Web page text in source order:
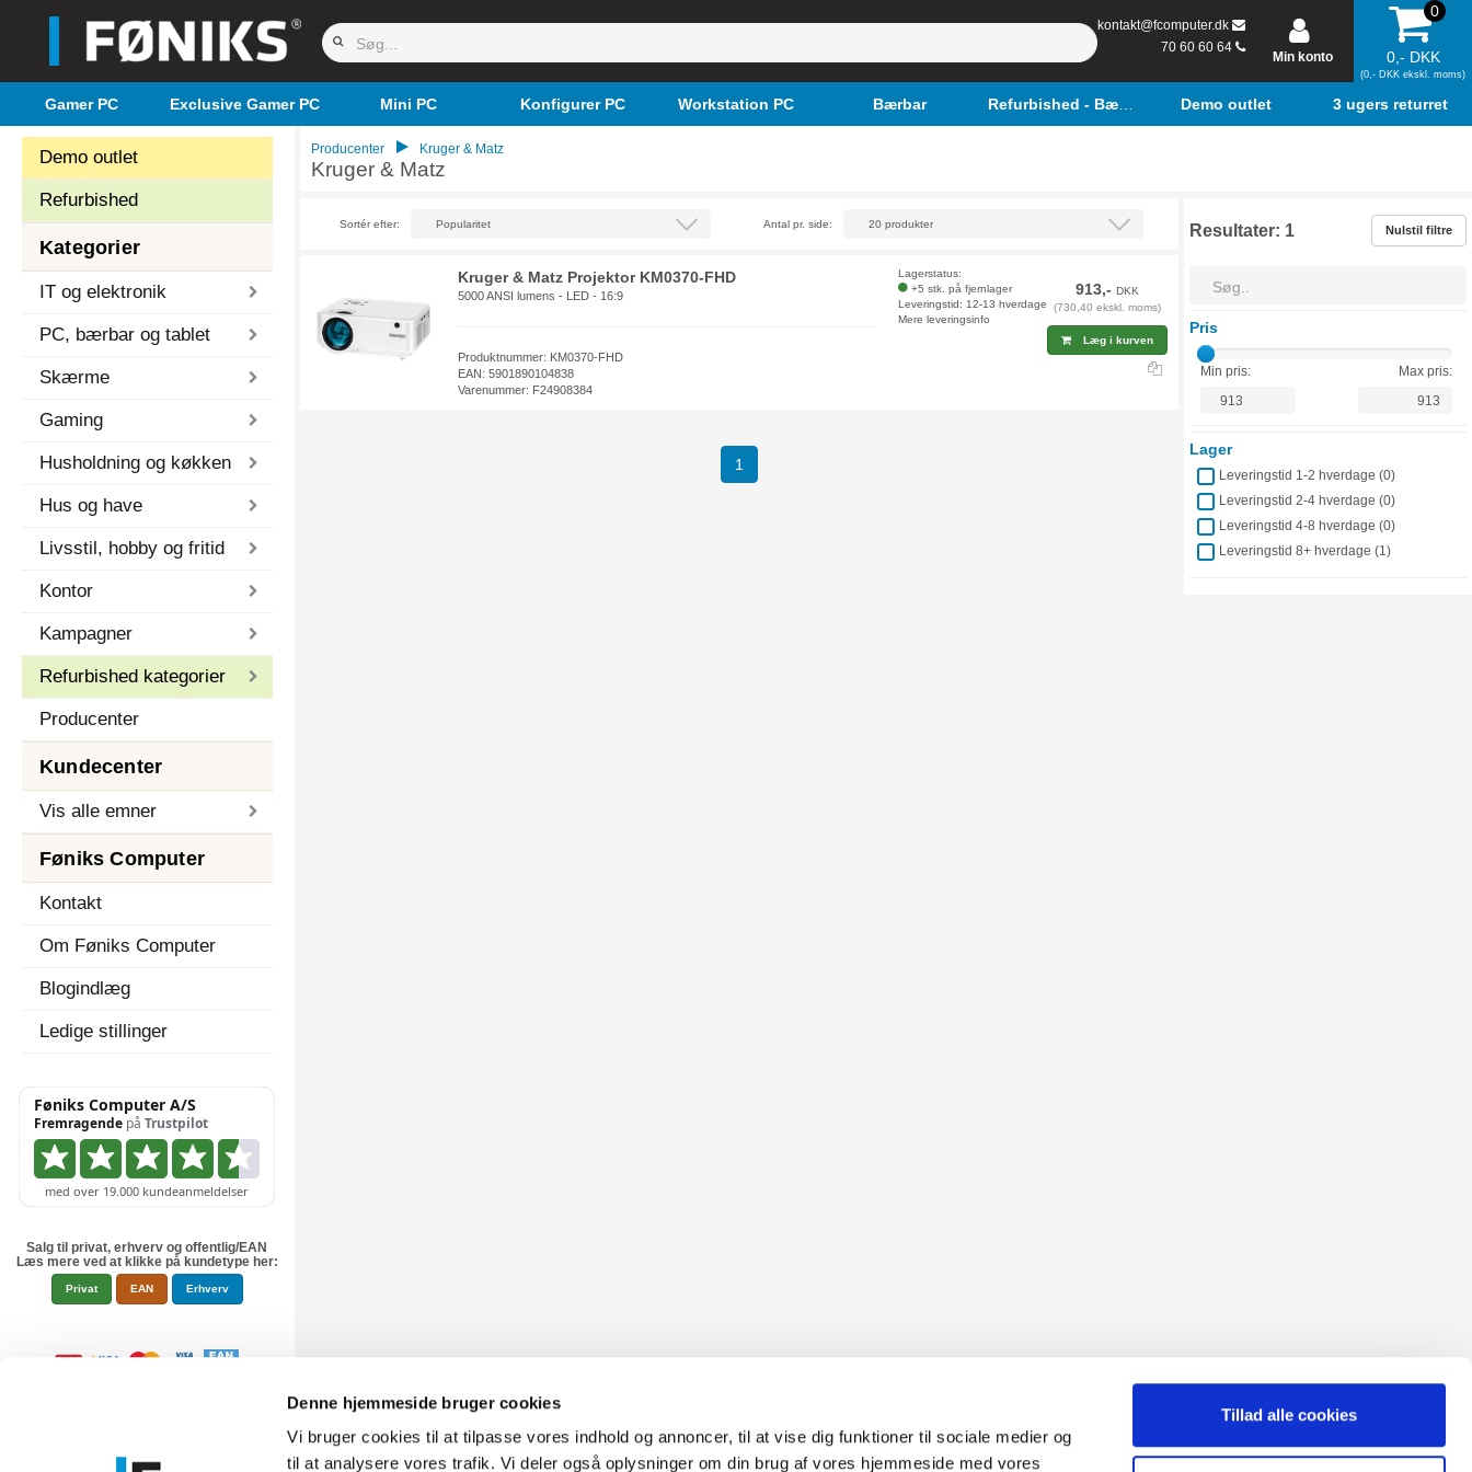
Denne hjemmeside bruger cookies
Vi bruger cookies til at tilpasse vores indhold og annoncer, til at vise dig funktioner til sociale medier og
til at analysere vores trafik. Vi deler også oplysninger om din brug af vores hjemmeside med vores
Tillad alle cookies
kontakt@fcomputer.dk
70 60 60 64
Min konto
0
0,- DKK
(0,- DKK ekskl. moms)
Gamer PC Exclusive Gamer PC Mini PC Konfigurer PC Workstation PC Bærbar Refurbished - Bærbar Demo outlet 3 ugers returret
Demo outlet
Refurbished
Kategorier
IT og elektronik
PC, bærbar og tablet
Skærme
Gaming
Husholdning og køkken
Hus og have
Livsstil, hobby og fritid
Kontor
Kampagner
Refurbished kategorier
Producenter
Kundecenter
Vis alle emner
Føniks Computer
Kontakt
Om Føniks Computer
Blogindlæg
Ledige stillinger
Salg til privat, erhverv og offentlig/EAN
Læs mere ved at klikke på kundetype her:
Privat EAN Erhverv
Producenter Kruger & Matz
Kruger & Matz
Resultater: 1 Nulstil filtre
Pris
Min pris: Max pris:
Lager
Leveringstid 1-2 hverdage (0)
Leveringstid 2-4 hverdage (0)
Leveringstid 4-8 hverdage (0)
Leveringstid 8+ hverdage (1)
Sortér efter: Antal pr. side:
Kruger & Matz Projektor KM0370-FHD
5000 ANSI lumens - LED - 16:9
Produktnummer: KM0370-FHD
EAN: 5901890104838
Varenummer: F24908384
Lagerstatus:
+5 stk. på fjernlager
Leveringstid: 12-13 hverdage
Mere leveringsinfo
913,-DKK
(730,40 ekskl. moms)
Læg i kurven
1